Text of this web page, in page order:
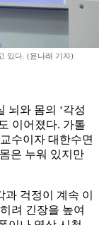
있다. (윤나래 기자)
뇌와 몸의 ‘각성
이어졌다. 가톨
수이자 대한수면
은 누워 있지만
걱정이 계속 이
려 긴장을 높여